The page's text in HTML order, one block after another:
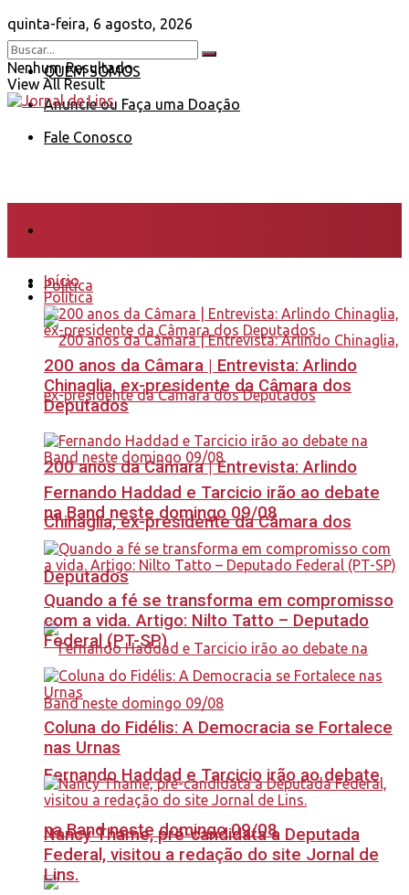
quinta-feira, 6 agosto, 2026
QUEM SOMOS
Anuncie ou Faça uma Doação
Fale Conosco
Nenhum Resultado
View All Result
Política
200 anos da Câmara | Entrevista: Arlindo
Chinaglia, ex-presidente da Câmara dos
Deputados
Fernando Haddad e Tarcicio irão ao debate
na Band neste domingo 09/08
Início
Política
200 anos da Câmara | Entrevista: Arlindo
Chinaglia, ex-presidente da Câmara dos
Deputados
Fernando Haddad e Tarcicio irão ao debate
na Band neste domingo 09/08
Quando a fé se transforma em compromisso
com a vida. Artigo: Nilto Tatto – Deputado
Federal (PT-SP)
Coluna do Fidélis: A Democracia se Fortalece
nas Urnas
Nancy Thame, pré-candidata a Deputada
Federal, visitou a redação do site Jornal de
Lins.